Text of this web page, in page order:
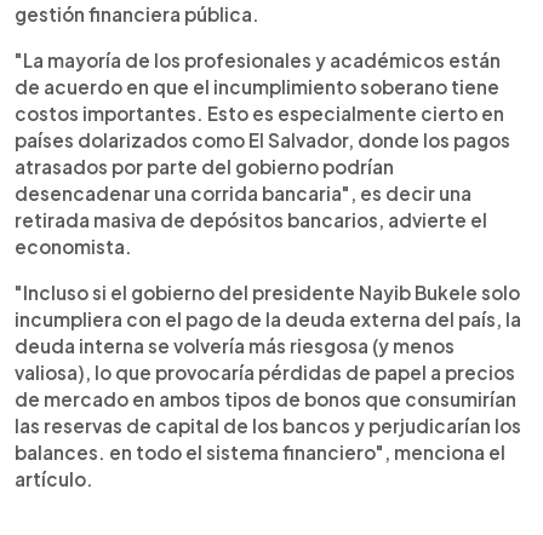
gestión financiera pública.
"La mayoría de los profesionales y académicos están
de acuerdo en que el incumplimiento soberano tiene
costos importantes. Esto es especialmente cierto en
países dolarizados como El Salvador, donde los pagos
atrasados ​​por parte del gobierno podrían
desencadenar una corrida bancaria", es decir una
retirada masiva de depósitos bancarios, advierte el
economista.
"Incluso si el gobierno del presidente Nayib Bukele solo
incumpliera con el pago de la deuda externa del país, la
deuda interna se volvería más riesgosa (y menos
valiosa), lo que provocaría pérdidas de papel a precios
de mercado en ambos tipos de bonos que consumirían
las reservas de capital de los bancos y perjudicarían los
balances. en todo el sistema financiero", menciona el
artículo.